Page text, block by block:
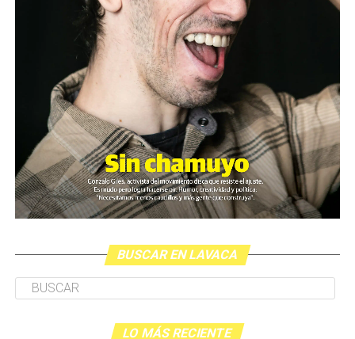
BUSCAR EN LAVACA
LO MÁS RECIENTE